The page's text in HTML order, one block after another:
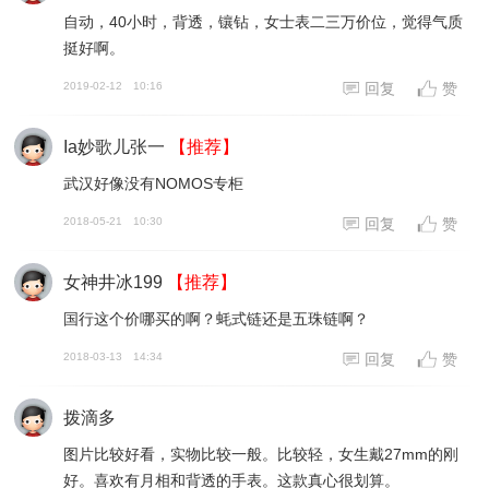
自动，40小时，背透，镶钻，女士表二三万价位，觉得气质
挺好啊。
2019-02-12 10:16 回复 赞
Ia妙歌儿张一 【推荐】
武汉好像没有NOMOS专柜
2018-05-21 10:30 回复 赞
女神井冰199 【推荐】
国行这个价哪买的啊？蚝式链还是五珠链啊？
2018-03-13 14:34 回复 赞
拨滴多
图片比较好看，实物比较一般。比较轻，女生戴27mm的刚
好。喜欢有月相和背透的手表。这款真心很划算。